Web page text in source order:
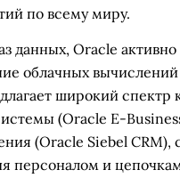
по всему миру.
данных, Oracle активно
облачных
широкий спектр
(Oracle E-
(Oracle Siebel CRM),
персоналом и